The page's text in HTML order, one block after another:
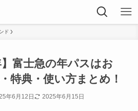
ド
】富士急の年パスはお
特典・使い方まとめ！
年6月12日 2025年6月15日